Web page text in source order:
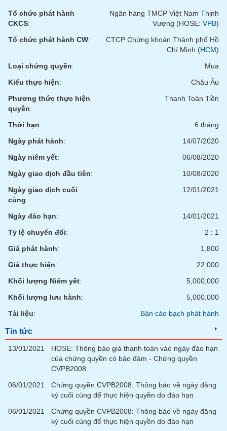
Tổ chức phát hành
CKCS:
Ngân hàng TMCP Việt Nam Thịnh
Vượng (HOSE: VPB)
Tổ chức phát hành CW:
CTCP Chứng khoán Thành phố Hồ
Chí Minh (HCM)
Loại chứng quyền:
Mua
Kiểu thực hiện:
Châu Âu
Phương thức thực hiện
quyền:
Thanh Toán Tiền
Thời hạn:
6 tháng
Ngày phát hành:
14/07/2020
Ngày niêm yết:
06/08/2020
Ngày giao dịch đầu tiên:
10/08/2020
Ngày giao dịch cuối
cùng:
12/01/2021
Ngày đáo hạn:
14/01/2021
Tỷ lệ chuyển đổi:
2 : 1
Giá phát hành:
1,800
Giá thực hiện:
22,000
Khối lượng Niêm yết:
5,000,000
Khối lượng lưu hành:
5,000,000
Tài liệu: Bản cáo bạch phát hành
Tin tức
13/01/2021
HOSE: Thông báo giá thanh toán vào ngày đáo hạn
của chứng quyền có bảo đảm - Chứng quyền
CVPB2008
06/01/2021
Chứng quyền CVPB2008: Thông báo về ngày đăng
ký cuối cùng để thực hiện quyền do đáo hạn
06/01/2021
Chứng quyền CVPB2008: Thông báo về ngày đăng
ký cuối cùng để thực hiện quyền do đáo hạn
đạo
(-)
Tất cả Người nội bộ Người liên quan Cổ đông lớn
Tin
tức
(-)
viết
tác
giả
(-)
Báo
cáo
tích
ngữ
vụ
Đào
Sách